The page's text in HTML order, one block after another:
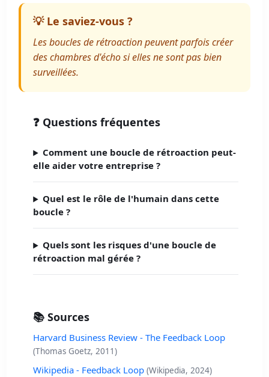
💡 Le saviez-vous ?
Les boucles de rétroaction peuvent parfois créer
des chambres d'écho si elles ne sont pas bien
surveillées.
❓ Questions fréquentes
Comment une boucle de rétroaction peut-
elle aider votre entreprise ?
Quel est le rôle de l'humain dans cette
boucle ?
Quels sont les risques d'une boucle de
rétroaction mal gérée ?
📚 Sources
Harvard Business Review - The Feedback Loop
(Thomas Goetz, 2011)
Wikipedia - Feedback Loop (Wikipedia, 2024)